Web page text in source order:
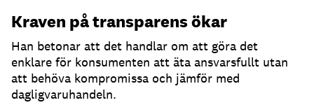
Kraven på transparens ökar
Han betonar att det handlar om att göra det
enklare för konsumenten att äta ansvarsfullt utan
att behöva kompromissa och jämför med
dagligvaruhandeln.